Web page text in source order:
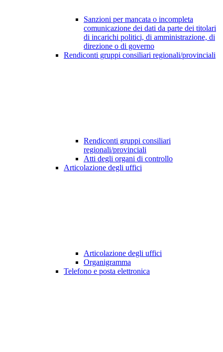
Sanzioni per mancata o incompleta
comunicazione dei dati da parte dei titolari
di incarichi politici, di amministrazione, di
direzione o di governo
Rendiconti gruppi consiliari regionali/provinciali
Rendiconti gruppi consiliari
regionali/provinciali
Atti degli organi di controllo
Articolazione degli uffici
Articolazione degli uffici
Organigramma
Telefono e posta elettronica